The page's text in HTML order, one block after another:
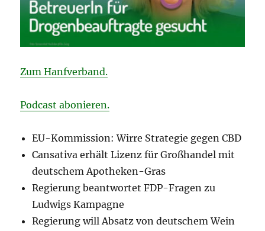
Zum Hanfverband.
Podcast abonieren.
EU-Kommission: Wirre Strategie gegen CBD
Cansativa erhält Lizenz für Großhandel mit
deutschem Apotheken-Gras
Regierung beantwortet FDP-Fragen zu
Ludwigs Kampagne
Regierung will Absatz von deutschem Wein